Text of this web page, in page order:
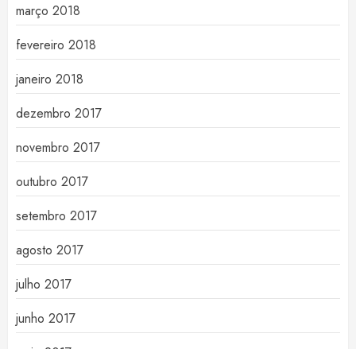
março 2018
fevereiro 2018
janeiro 2018
dezembro 2017
novembro 2017
outubro 2017
setembro 2017
agosto 2017
julho 2017
junho 2017